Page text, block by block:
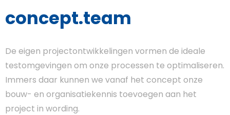
concept.team
De eigen projectontwikkelingen vormen de ideale
testomgevingen om onze processen te optimaliseren.
Immers daar kunnen we vanaf het concept onze
bouw- en organisatiekennis toevoegen aan het
project in wording.